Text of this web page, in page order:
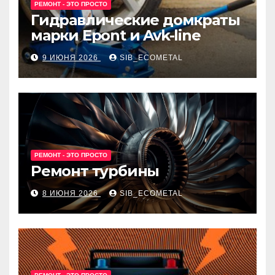
РЕМОНТ - ЭТО ПРОСТО
Гидравлические домкраты
марки Epont и Avk-line
9 ИЮНЯ 2026 SIB_ECOMETAL
РЕМОНТ - ЭТО ПРОСТО
Ремонт турбины
8 ИЮНЯ 2026 SIB_ECOMETAL